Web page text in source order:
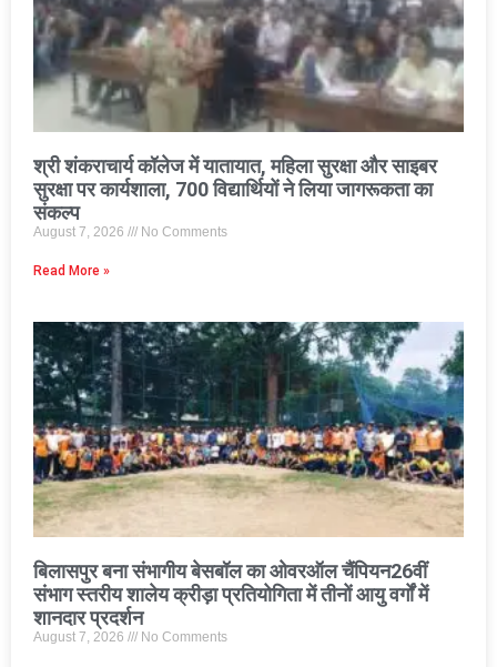
श्री शंकराचार्य कॉलेज में यातायात, महिला सुरक्षा और साइबर
सुरक्षा पर कार्यशाला, 700 विद्यार्थियों ने लिया जागरूकता का
संकल्प
August 7, 2026 No Comments
Read More »
बिलासपुर बना संभागीय बेसबॉल का ओवरऑल चैंपियन26वीं
संभाग स्तरीय शालेय क्रीड़ा प्रतियोगिता में तीनों आयु वर्गों में
शानदार प्रदर्शन
August 7, 2026 No Comments